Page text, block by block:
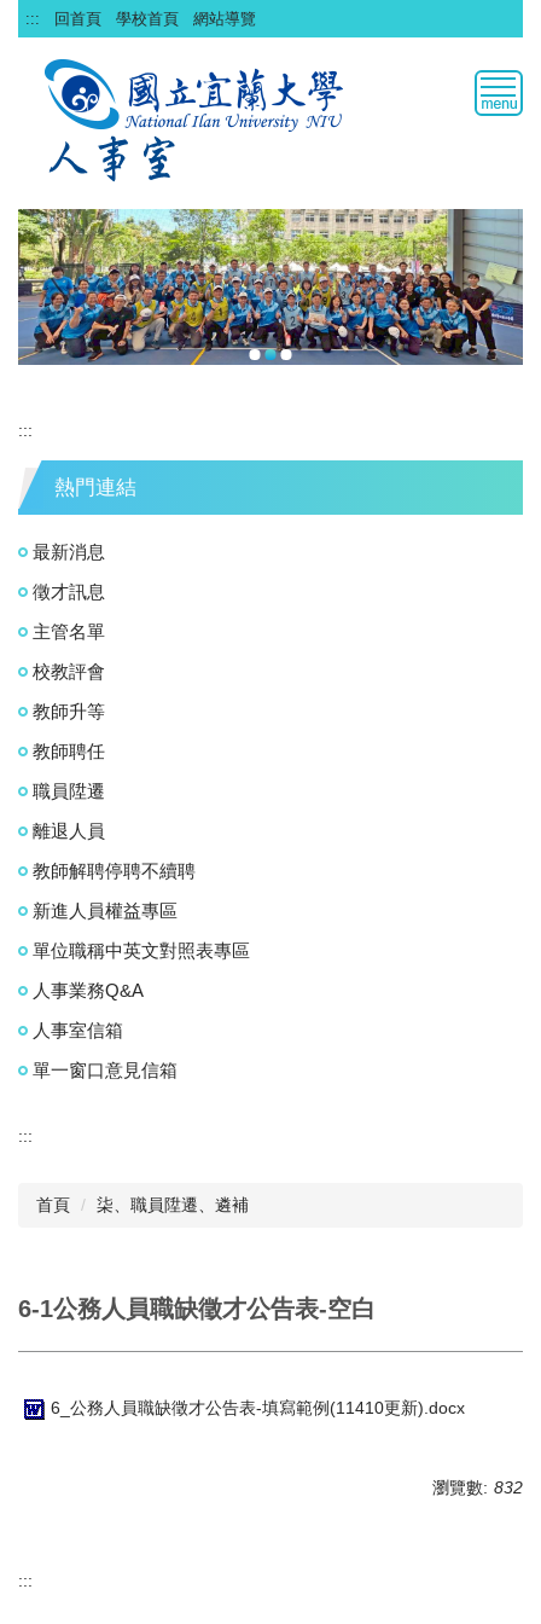
跳
到
::: 回首頁 學校首頁 網站導覽
:::
熱門連結
最新消息
徵才訊息
主管名單
校教評會
教師升等
教師聘任
職員陞遷
離退人員
教師解聘停聘不續聘
新進人員權益專區
單位職稱中英文對照表專區
人事業務Q&A
人事室信箱
單一窗口意見信箱
:::
首頁 柒、職員陞遷、遴補
6-1公務人員職缺徵才公告表-空白
6_公務人員職缺徵才公告表-填寫範例(11410更新).docx
瀏覽數: 832
:::